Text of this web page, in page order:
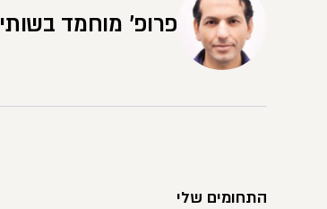
פרופ' מוחמד בשותי
התחומים שלי